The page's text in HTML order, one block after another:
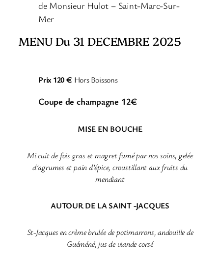
de Monsieur Hulot – Saint-Marc-Sur-
Mer
MENU Du 31 DECEMBRE 2025
Prix 120 € Hors Boissons
Coupe de champagne 12€
MISE EN BOUCHE
Mi cuit de fois gras et magret fumé par nos soins, gelée
d’agrumes et pain d’épice, croustillant aux fruits du
mendiant
AUTOUR DE LA SAINT -JACQUES
St-Jacques en crème brulée de potimarrons, andouille de
Guéméné, jus de viande corsé